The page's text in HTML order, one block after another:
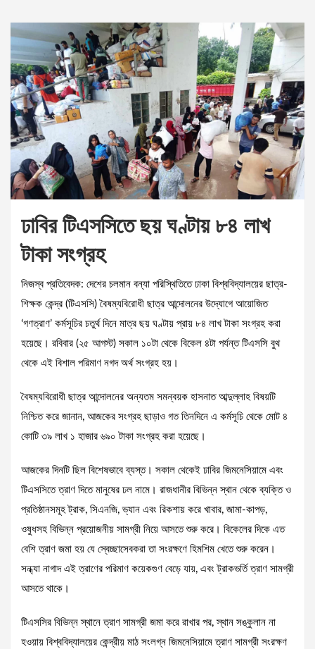
ঢাবির টিএসসিতে ছয় ঘণ্টায় ৮৪ লাখ
টাকা সংগ্রহ
নিজস্ব প্রতিবেদক: দেশের চলমান বন্যা পরিস্থিতিতে ঢাকা বিশ্ববিদ্যালয়ের ছাত্র-
শিক্ষক কেন্দ্র (টিএসসি) বৈষম্যবিরোধী ছাত্র আন্দোলনের উদ্যোগে আয়োজিত
‘গণত্রাণ’ কর্মসূচির চতুর্থ দিনে মাত্র ছয় ঘণ্টায় প্রায় ৮৪ লাখ টাকা সংগ্রহ করা
হয়েছে। রবিবার (২৫ আগস্ট) সকাল ১০টা থেকে বিকেল ৪টা পর্যন্ত টিএসসি বুথ
থেকে এই বিশাল পরিমাণ নগদ অর্থ সংগ্রহ হয়।
বৈষম্যবিরোধী ছাত্র আন্দোলনের অন্যতম সমন্বয়ক হাসনাত আব্দুল্লাহ বিষয়টি
নিশ্চিত করে জানান, আজকের সংগ্রহ ছাড়াও গত তিনদিনে এ কর্মসূচি থেকে মোট ৪
কোটি ৩৯ লাখ ১ হাজার ৬৯০ টাকা সংগ্রহ করা হয়েছে।
আজকের দিনটি ছিল বিশেষভাবে ব্যস্ত। সকাল থেকেই ঢাবির জিমনেসিয়ামে এবং
টিএসসিতে ত্রাণ দিতে মানুষের ঢল নামে। রাজধানীর বিভিন্ন স্থান থেকে ব্যক্তি ও
প্রতিষ্ঠানসমূহ ট্রাক, সিএনজি, ভ্যান এবং রিকশায় করে খাবার, জামা-কাপড়,
ওষুধসহ বিভিন্ন প্রয়োজনীয় সামগ্রী নিয়ে আসতে শুরু করে। বিকেলের দিকে এত
বেশি ত্রাণ জমা হয় যে স্বেচ্ছাসেবকরা তা সংরক্ষণে হিমশিম খেতে শুরু করেন।
সন্ধ্যা নাগাদ এই ত্রাণের পরিমাণ কয়েকগুণ বেড়ে যায়, এবং ট্রাকভর্তি ত্রাণ সামগ্রী
আসতে থাকে।
টিএসসির বিভিন্ন স্থানে ত্রাণ সামগ্রী জমা করে রাখার পর, স্থান সঙ্কুলান না
হওয়ায় বিশ্ববিদ্যালয়ের কেন্দ্রীয় মাঠ সংলগ্ন জিমনেসিয়ামে ত্রাণ সামগ্রী সংরক্ষণ